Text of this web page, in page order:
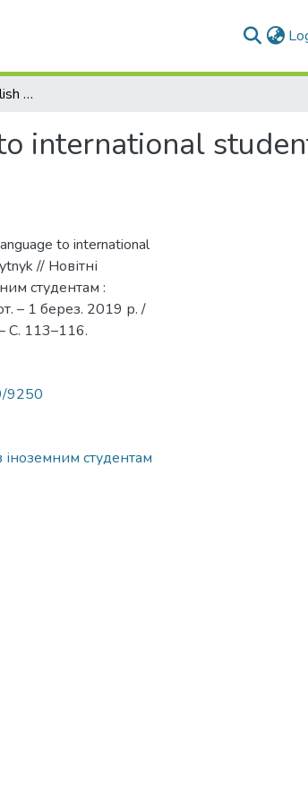
Issues of teaching English as Foreign Language to international students in Ukrainian universities
international
to international
// Новітні
студентам :
– 1 берез. 2019 р. /
С. 113–116.
9250
іноземним студентам